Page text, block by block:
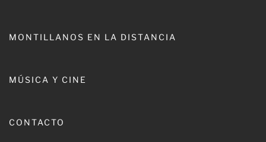
MONTILLANOS EN LA DISTANCIA
MÚSICA Y CINE
CONTACTO
La Centuria Romana Munda